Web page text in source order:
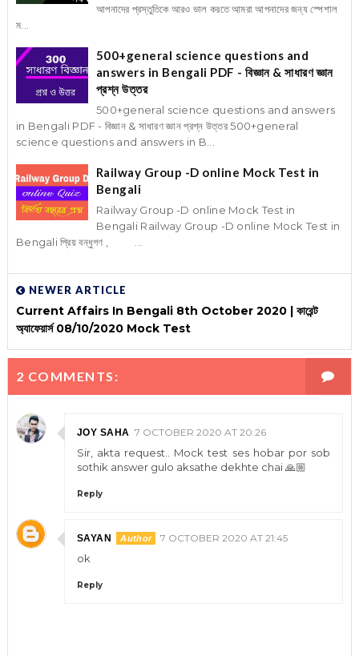
আপনাদের প্রস্তুতিকে আরও ভাল করতে আমরা আপনাদের জন্য স্পেশাল
ম...
500+general science questions and
answers in Bengali PDF - বিজ্ঞান & সাধারণ জ্ঞান
প্রশ্ন উত্তর
500+general science questions and answers
in Bengali PDF - বিজ্ঞান & সাধারণ জ্ঞান প্রশ্ন উত্তর 500+general
science questions and answers in B...
Railway Group -D online Mock Test in
Bengali
Railway Group -D online Mock Test in
Bengali Railway Group -D online Mock Test in
Bengali প্রিয় বন্ধুগণ , ...
NEWER ARTICLE
Current Affairs In Bengali 8th October 2020 | কারেন্ট
অ্যাফেয়ার্স 08/10/2020 Mock Test
2 COMMENTS:
JOY SAHA 7 OCTOBER 2020 AT 20:26
Sir, akta request.. Mock test ses hobar por sob
sothik answer gulo aksathe dekhte chai 🙏🏼
Reply
SAYAN 7 OCTOBER 2020 AT 21:45
ok
Reply